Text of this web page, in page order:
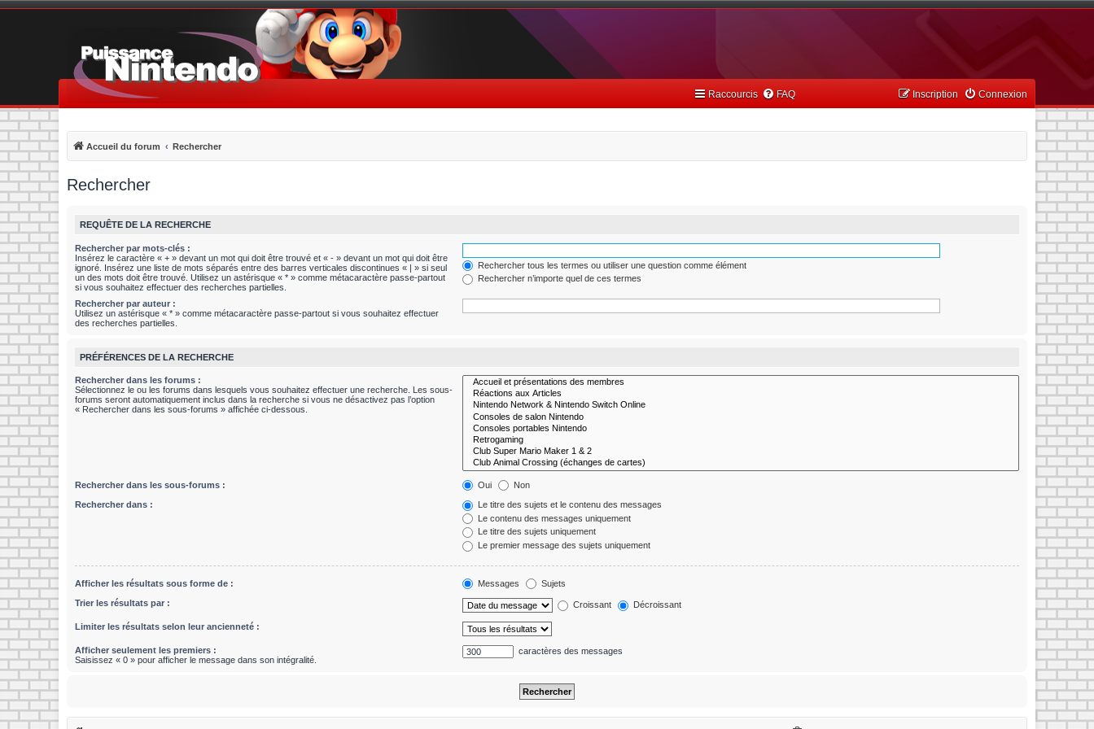
Raccourcis FAQ Connexion
Inscription
Accueil du forum Rechercher
Rechercher
REQUÊTE DE LA RECHERCHE
Rechercher par mots-clés :
Insérez le caractère « + » devant un mot qui doit être trouvé et « - » devant un mot qui doit être
ignoré. Insérez une liste de mots séparés entre des barres verticales discontinues « | » si seul
un des mots doit être trouvé. Utilisez un astérisque « * » comme métacaractère passe-partout
si vous souhaitez effectuer des recherches partielles.
Rechercher tous les termes ou utiliser une question comme élément
Rechercher n’importe quel de ces termes
Rechercher par auteur :
Utilisez un astérisque « * » comme métacaractère passe-partout si vous souhaitez effectuer
des recherches partielles.
PRÉFÉRENCES DE LA RECHERCHE
Rechercher dans les forums :
Sélectionnez le ou les forums dans lesquels vous souhaitez effectuer une recherche. Les sous-
forums seront automatiquement inclus dans la recherche si vous ne désactivez pas l’option
« Rechercher dans les sous-forums » affichée ci-dessous.
Rechercher dans les sous-forums : Oui Non
Rechercher dans :
Le titre des sujets et le contenu des messages
Le contenu des messages uniquement
Le titre des sujets uniquement
Le premier message des sujets uniquement
Afficher les résultats sous forme de : Messages Sujets
Trier les résultats par : Croissant Décroissant
Limiter les résultats selon leur ancienneté :
Afficher seulement les premiers :
Saisissez « 0 » pour afficher le message dans son intégralité.
caractères des messages